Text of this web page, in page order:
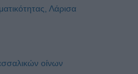
Λάρισα
οίνων